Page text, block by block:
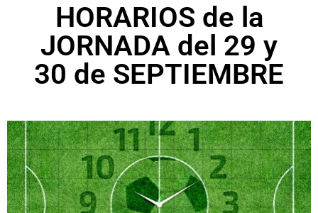
HORARIOS de la
JORNADA del 29 y
30 de SEPTIEMBRE